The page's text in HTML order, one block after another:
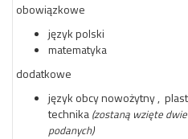
obowiązkowe
język polski
matematyka
dodatkowe
język obcy nowożytny ,
technika (zostaną wzięte
podanych)